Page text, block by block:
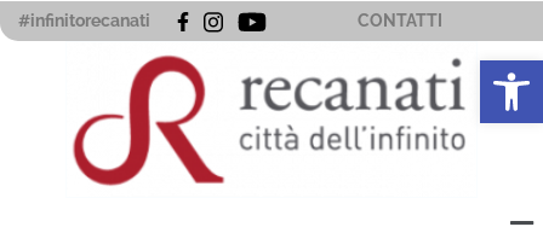
Vai
al
#infinitorecanati CONTATTI
Apri la